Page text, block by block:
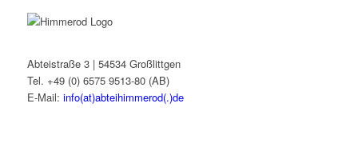
Abteistraße 3 | 54534 Großlittgen
Tel. +49 (0) 6575 9513-80 (AB)
E-Mail: info(at)abteihimmerod(.)de